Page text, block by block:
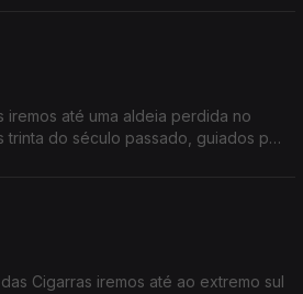
iremos até uma aldeia perdida no
trinta do século passado, guiados por
Cigarras iremos até ao extremo sul